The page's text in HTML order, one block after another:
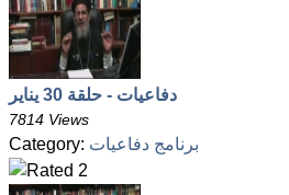
دفاعيات - حلقة 30 يناير
7814 Views
Category: برنامج دفاعيات